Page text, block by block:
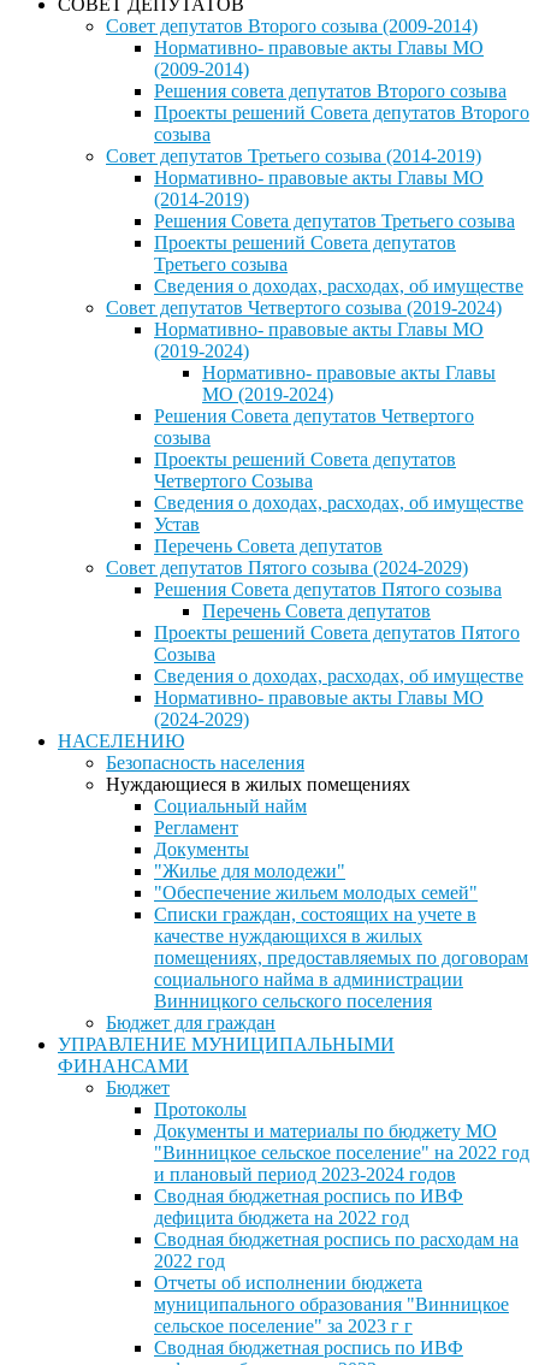
СОВЕТ ДЕПУТАТОВ
Совет депутатов Второго созыва (2009-2014)
Нормативно- правовые акты Главы МО
(2009-2014)
Решения совета депутатов Второго созыва
Проекты решений Совета депутатов Второго
созыва
Совет депутатов Третьего созыва (2014-2019)
Нормативно- правовые акты Главы МО
(2014-2019)
Решения Совета депутатов Третьего созыва
Проекты решений Совета депутатов
Третьего созыва
Сведения о доходах, расходах, об имуществе
Совет депутатов Четвертого созыва (2019-2024)
Нормативно- правовые акты Главы МО
(2019-2024)
Нормативно- правовые акты Главы
МО (2019-2024)
Решения Совета депутатов Четвертого
созыва
Проекты решений Совета депутатов
Четвертого Созыва
Сведения о доходах, расходах, об имуществе
Устав
Перечень Совета депутатов
Совет депутатов Пятого созыва (2024-2029)
Решения Совета депутатов Пятого созыва
Перечень Совета депутатов
Проекты решений Совета депутатов Пятого
Созыва
Сведения о доходах, расходах, об имуществе
Нормативно- правовые акты Главы МО
(2024-2029)
НАСЕЛЕНИЮ
Безопасность населения
Нуждающиеся в жилых помещениях
Социальный найм
Регламент
Документы
"Жилье для молодежи"
"Обеспечение жильем молодых семей"
Списки граждан, состоящих на учете в
качестве нуждающихся в жилых
помещениях, предоставляемых по договорам
социального найма в администрации
Винницкого сельского поселения
Бюджет для граждан
УПРАВЛЕНИЕ МУНИЦИПАЛЬНЫМИ
ФИНАНСАМИ
Бюджет
Протоколы
Документы и материалы по бюджету МО
"Винницкое сельское поселение" на 2022 год
и плановый период 2023-2024 годов
Сводная бюджетная роспись по ИВФ
дефицита бюджета на 2022 год
Сводная бюджетная роспись по расходам на
2022 год
Отчеты об исполнении бюджета
муниципального образования "Винницкое
сельское поселение" за 2023 г г
Сводная бюджетная роспись по ИВФ